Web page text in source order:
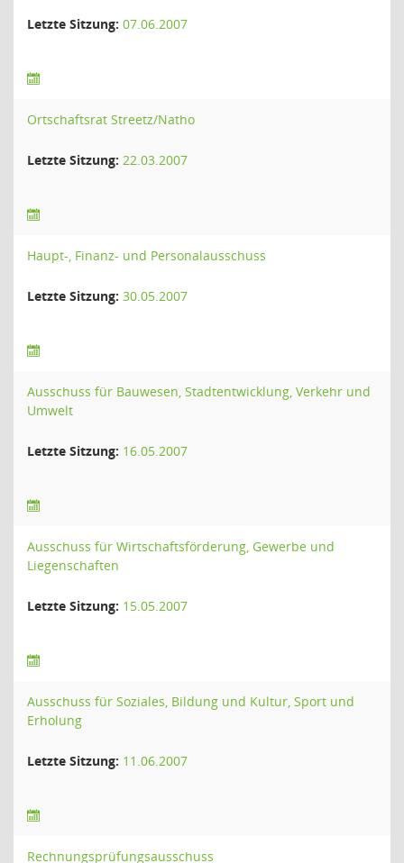
Letzte Sitzung: 07.06.2007
Ortschaftsrat Streetz/Natho
Letzte Sitzung: 22.03.2007
Haupt-, Finanz- und Personalausschuss
Letzte Sitzung: 30.05.2007
Ausschuss für Bauwesen, Stadtentwicklung, Verkehr und
Umwelt
Letzte Sitzung: 16.05.2007
Ausschuss für Wirtschaftsförderung, Gewerbe und
Liegenschaften
Letzte Sitzung: 15.05.2007
Ausschuss für Soziales, Bildung und Kultur, Sport und
Erholung
Letzte Sitzung: 11.06.2007
Rechnungsprüfungsausschuss